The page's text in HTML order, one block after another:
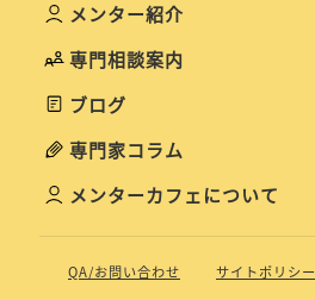
メンター紹介
専門相談案内
ブログ
専門家コラム
メンターカフェについて
QA/お問い合わせ サイトポリシー